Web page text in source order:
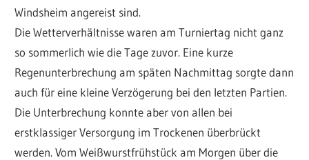
Windsheim angereist sind.
Die Wetterverhältnisse waren am Turniertag nicht ganz
so sommerlich wie die Tage zuvor. Eine kurze
Regenunterbrechung am späten Nachmittag sorgte dann
auch für eine kleine Verzögerung bei den letzten Partien.
Die Unterbrechung konnte aber von allen bei
erstklassiger Versorgung im Trockenen überbrückt
werden. Vom Weißwurstfrühstück am Morgen über die